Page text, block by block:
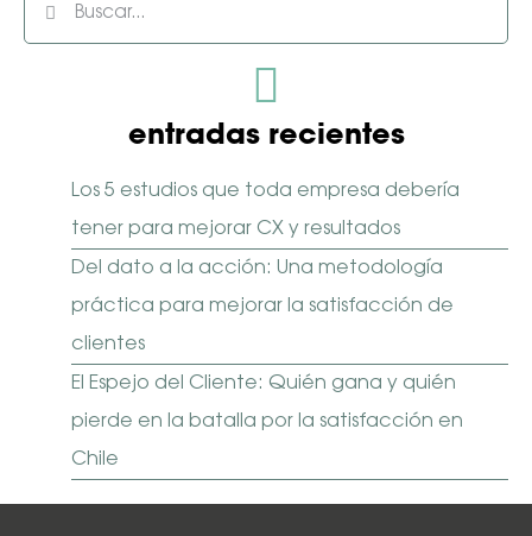
entradas recientes
Los 5 estudios que toda empresa debería
tener para mejorar CX y resultados
Del dato a la acción: Una metodología
práctica para mejorar la satisfacción de
clientes
El Espejo del Cliente: Quién gana y quién
pierde en la batalla por la satisfacción en
Chile